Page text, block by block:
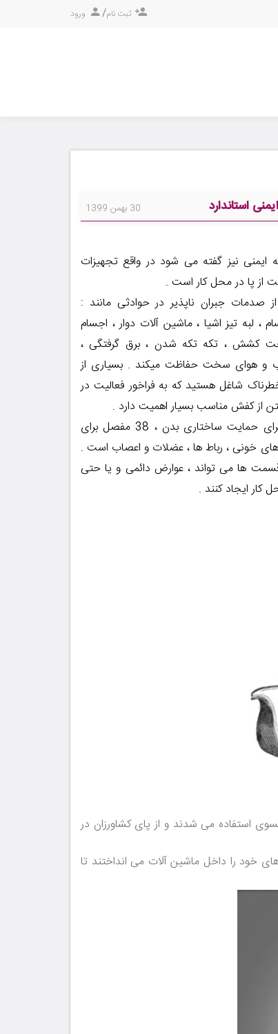
ثبت نام/ ورود
استاندارد 30 بهمن 1399
نیز گفته می شود در واقع تجهیزات
از پا در محل کار است .
صدمات جبران ناپذیر در حوادثی مانند :
لبه تیز اشیا ، ماشین آلات دوار ، اجسام
کشش ، تکه تکه شدن ، برق گرفتگی ،
و هوای سخت حفاظت میکند . بسیاری از
شاغل هستید که به فراخور فعالیت در
از کفش مناسب بسیار اهمیت دارد .
هر پا شامل 26 استخوان برای حمایت ساختاری بدن ، 38 مفصل برای
خونی ، رباط ها ، عضلات و اعصاب است .
ها می تواند ، عوارض دائمی و یا حتی
کار ایجاد کنند .
استفاده می شدند و از پای کشاورزان در
های خود را داخل ماشین آلات می انداختند تا